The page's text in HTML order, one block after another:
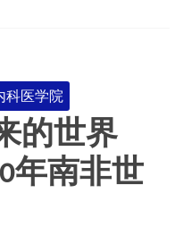
科医学院
的世界
年南非世